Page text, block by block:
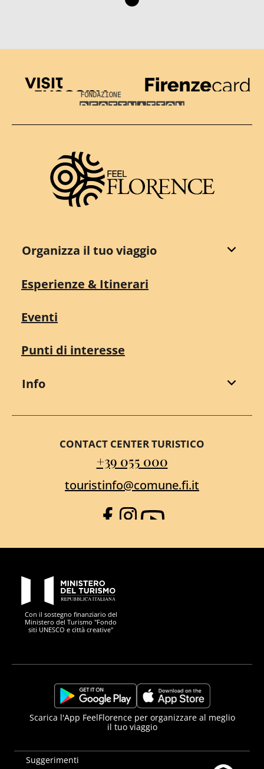
Visit Tuscany
Firenze Card
Destination Florence
Organizza il tuo viaggio
Esperienze & Itinerari
Eventi
Punti di interesse
Info
CONTACT CENTER TURISTICO
+39 055 000
touristinfo@comune.fi.it
Facebook
Instagram
YouTube
Con il sostegno finanziario del
Ministero del Turismo "Fondo
siti UNESCO e città creative"
Suggerimenti
https://play.google.com/store/apps/details?
id=it.silfi.feelflorence
https://apps.apple.com/it/app/
Scarica l'App FeelFlorence per organizzare al meglio
il tuo viaggio